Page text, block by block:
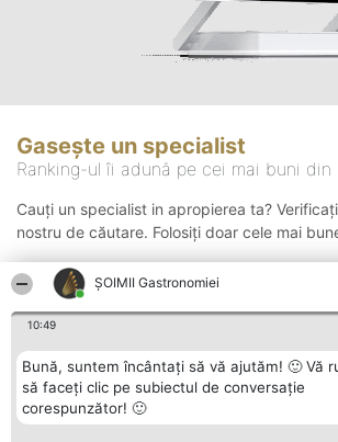
ȘOIMII Gastronomiei
10:49
Bună, suntem încântați să vă ajutăm! 🙂 Vă
să faceți clic pe subiectul de conversație
corespunzător! 🙂
Gasește un specialist
Ranking-ul îi adună pe cei mai buni din
Cauți un specialist in apropierea ta?
nostru de căutare. Folosiți doar cele mai